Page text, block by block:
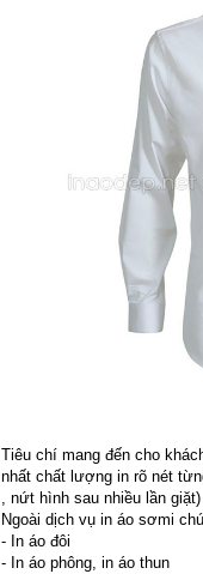
Tiêu chí mang đến cho
nhất chất lượng in rõ nét
, nứt hình sau nhiều lần giặt)
Ngoài dịch vụ in áo sơmi
- In áo đôi
- In áo phông, in áo thun